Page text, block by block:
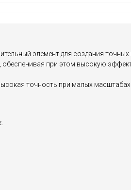
элемент для создания точных
при этом высокую
точность при малых масштабах.